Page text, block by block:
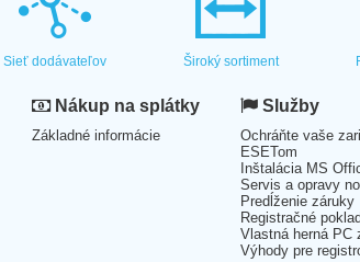
Sieť dodávateľov Široký sortiment
Nákup na splátky
Základné informácie
Služby
Ochráňte vaše
ESETom
Inštalácia MS
Servis a opravy
Predĺženie záruky
Registračné
Vlastná herná PC
Výhody pre